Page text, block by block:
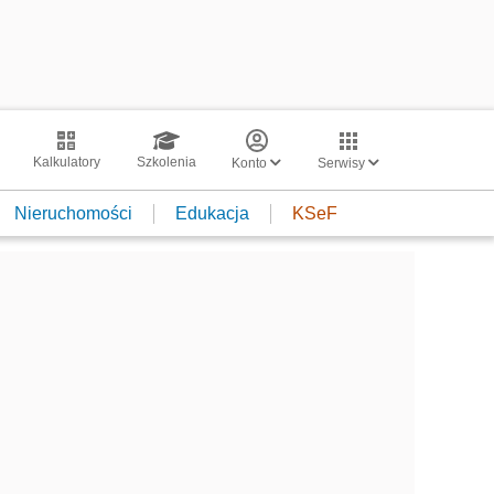
Kalkulatory Szkolenia Konto Serwisy
Nieruchomości Edukacja KSeF